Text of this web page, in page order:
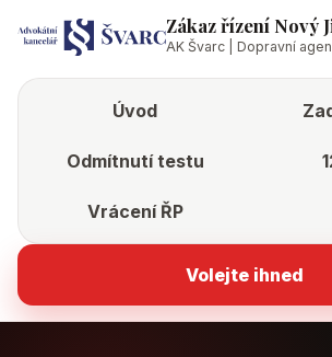
Zákaz řízení Nový
AK Švarc | Dopravní
Úvod
Odmítnutí testu
Vrácení ŘP
Volejte ihned